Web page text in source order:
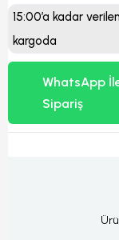
15:00’a kadar
kargoda
WhatsApp
Sipariş